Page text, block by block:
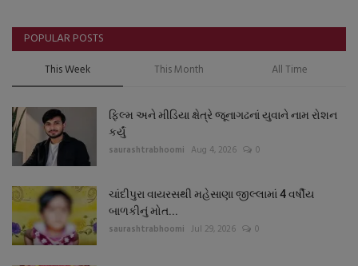
POPULAR POSTS
This Week This Month All Time
ફિલ્મ અને મીડિયા ક્ષેત્રે જૂનાગઢનાં યુવાને નામ રોશન
કર્યું
saurashtrabhoomi Aug 4, 2026 0
ચાંદીપુરા વાયરસથી મહેસાણા જીલ્લામાં 4 વર્ષીય
બાળકીનું મોત...
saurashtrabhoomi Jul 29, 2026 0